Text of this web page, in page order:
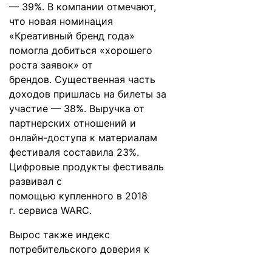
— 39%. В компании отмечают,
что новая номинация
«Креативный бренд года»
помогла добиться «хорошего
роста заявок» от
брендов. Существенная часть
доходов пришлась на билеты за
участие — 38%. Выручка от
партнерских отношений и
онлайн-доступа к материалам
фестиваля составила 23%.
Цифровые продукты фестиваль
развивал с
помощью купленного в 2018
г. сервиса WARC.
Вырос также индекс
потребительского доверия к